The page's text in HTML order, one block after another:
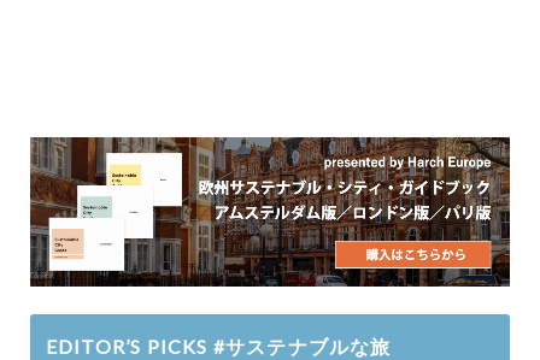
EDITOR’S PICKS #サステナブルな旅